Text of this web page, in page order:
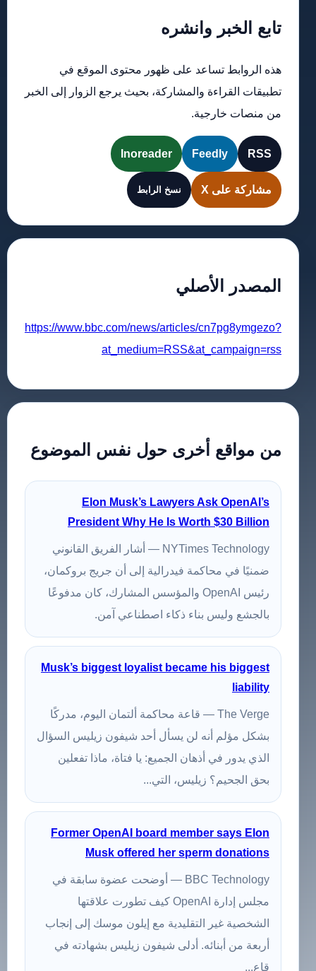
تابع الخبر وانشره
هذه الروابط تساعد على ظهور محتوى الموقع في
تطبيقات القراءة والمشاركة، بحيث يرجع الزوار إلى الخبر
من منصات خارجية.
RSS
Feedly
Inoreader
مشاركة على X نسخ الرابط
المصدر الأصلي
https://www.bbc.com/news/articles/cn7pg8ymgezo?
at_medium=RSS&at_campaign=rss
من مواقع أخرى حول نفس الموضوع
Elon Musk’s Lawyers Ask OpenAI’s
President Why He Is Worth $30 Billion
NYTimes Technology — أشار الفريق القانوني
ضمنيًا في محاكمة فيدرالية إلى أن جريج بروكمان،
رئيس OpenAI والمؤسس المشارك، كان مدفوعًا
بالجشع وليس بناء ذكاء اصطناعي آمن.
Musk’s biggest loyalist became his biggest
liability
The Verge — قاعة محاكمة ألتمان اليوم، مدركًا
بشكل مؤلم أنه لن يسأل أحد شيفون زيليس السؤال
الذي يدور في أذهان الجميع: يا فتاة، ماذا تفعلين
بحق الجحيم؟ زيليس، التي...
Former OpenAI board member says Elon
Musk offered her sperm donations
BBC Technology — أوضحت عضوة سابقة في
مجلس إدارة OpenAI كيف تطورت علاقتها
الشخصية غير التقليدية مع إيلون موسك إلى إنجاب
أربعة من أبنائه. أدلى شيفون زيليس بشهادته في
قاع...